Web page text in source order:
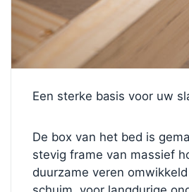
Een sterke basis voor uw
De box van het bed is
stevig frame van massief
duurzame veren